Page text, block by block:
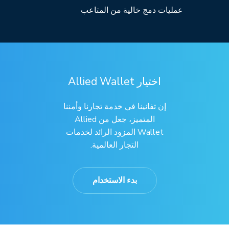
عمليات دمج خالية من المتاعب
اختيار Allied Wallet
إن تفانينا في خدمة تجارنا وأمننا
المتميز، جعل من Allied
Wallet المزود الرائد لخدمات
التجار العالمية.
بدء الاستخدام